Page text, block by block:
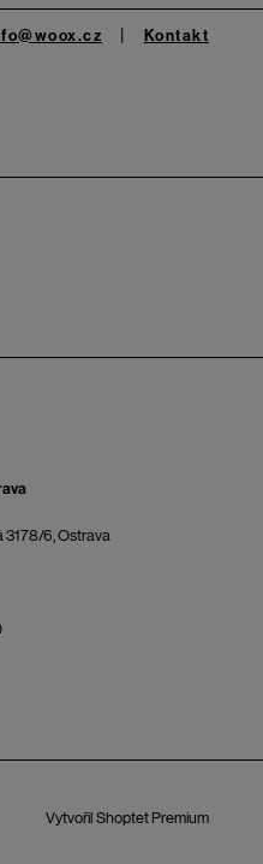
Kontakt
3178/6, Ostrava
Vytvořil Shoptet Premium